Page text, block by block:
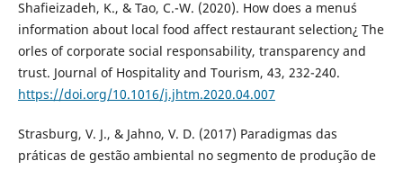
Shafieizadeh, K., & Tao, C.-W. (2020). How does a menu´s
information about local food affect restaurant selection¿ The
orles of corporate social responsability, transparency and
trust. Journal of Hospitality and Tourism, 43, 232-240.
https://doi.org/10.1016/j.jhtm.2020.04.007
Strasburg, V. J., & Jahno, V. D. (2017) Paradigmas das
práticas de gestão ambiental no segmento de produção de